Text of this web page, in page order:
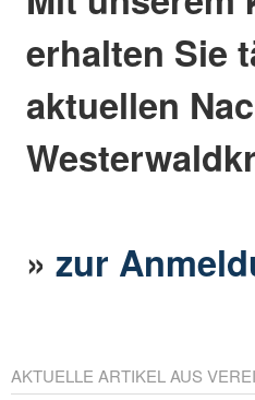
erhalten Sie
aktuellen
»zur
AKTUELLE ARTIKEL AUS